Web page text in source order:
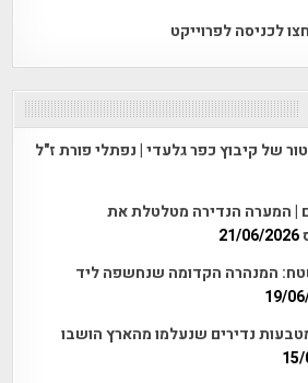
לכניסה לפרוייקט
של קיבוץ כפר גלעדי | נפתלי פורת ז"ל
| המערה הנדירה מטלטלת את
21/06/2026
המנהרה הקדומה שנחשפה ליד
19/
נדירים שנעלמו מהארץ הושבו